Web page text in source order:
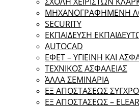
ΜΗΧΑΝΟΓΡΑΦΗΜΕΝΗ
SECURITY
ΕΚΠΑΙΔΕΥΣΗ
ΑUTOCAD
ΕΦΕΤ – ΥΓΙΕΙΝΗ ΚΑΙ
ΤΕΧΝΙΚΟΣ ΑΣΦΑΛΕΙΑΣ
ΆΛΛΑ ΣΕΜΙΝΑΡΙΑ
EΞ ΑΠΟΣΤΑΣΕΩΣ
ΕΞ ΑΠΟΣΤΑΣΕΩΣ –